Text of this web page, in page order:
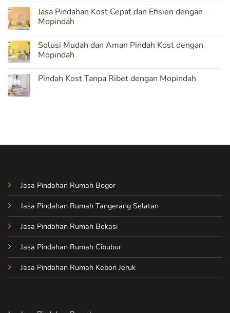
Pindahan
Kost
yang
on
Pindah
Kost
dengan
Layanan
Mopindah
Jasa Pindahan Kost Cepat dan Efisien dengan
Mopindah
on
Jasa
Pindahan
dan
Solusi Mudah dan Aman Pindah Kost dengan
Mopindah
on
Pindah Kost Tanpa Ribet dengan Mopindah
Jasa Pindahan Rumah Bogor
Jasa Pindahan Rumah Tangerang Selatan
Jasa Pindahan Rumah Bekasi
Jasa Pindahan Rumah Cibubur
Jasa Pindahan Rumah Kebon Jeruk